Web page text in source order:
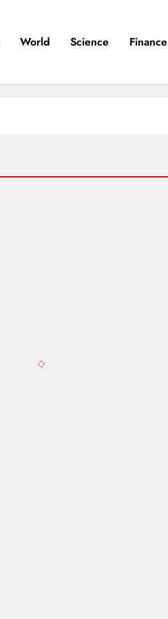
World Science Finance